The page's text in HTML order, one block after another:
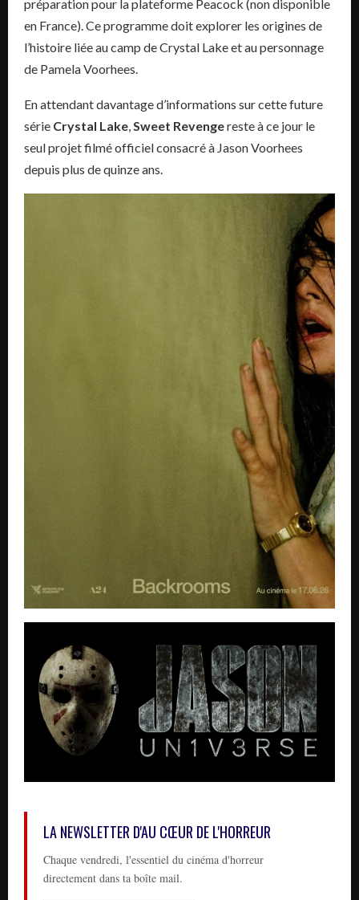
préparation pour la plateforme Peacock (non disponible
en France). Ce programme doit explorer les origines de
l’histoire liée au camp de Crystal Lake et au personnage
de Pamela Voorhees.
En attendant davantage d’informations sur cette future
série Crystal Lake Sweet Revengereste à ce jour le
seul projet filmé officiel consacré à Jason Voorhees
depuis plus de quinze ans.
LA NEWSLETTER D'AU CŒUR DE L'HORREUR
Chaque vendredi, l'essentiel du cinéma d'horreur
directement dans ta boîte mail.